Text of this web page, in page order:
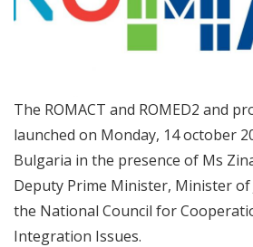
The ROMACT and ROMED2 and
launched on Monday, 14 october
Bulgaria in the presence of Ms
Deputy Prime Minister, Minister of
the National Council for
Integration Issues.